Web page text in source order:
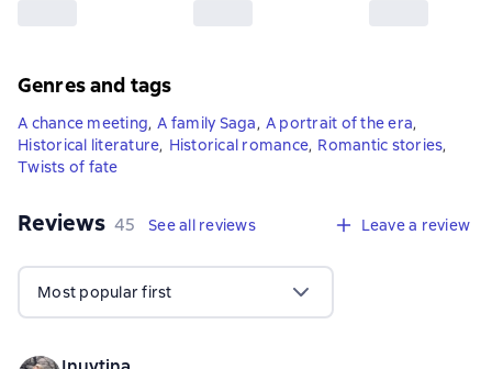
Genres and tags
A chance meeting, A family Saga, A portrait of the era,
Historical literature, Historical romance, Romantic stories,
Twists of fate
Reviews 45 reviews
45 See all reviews Leave a review
Most popular first